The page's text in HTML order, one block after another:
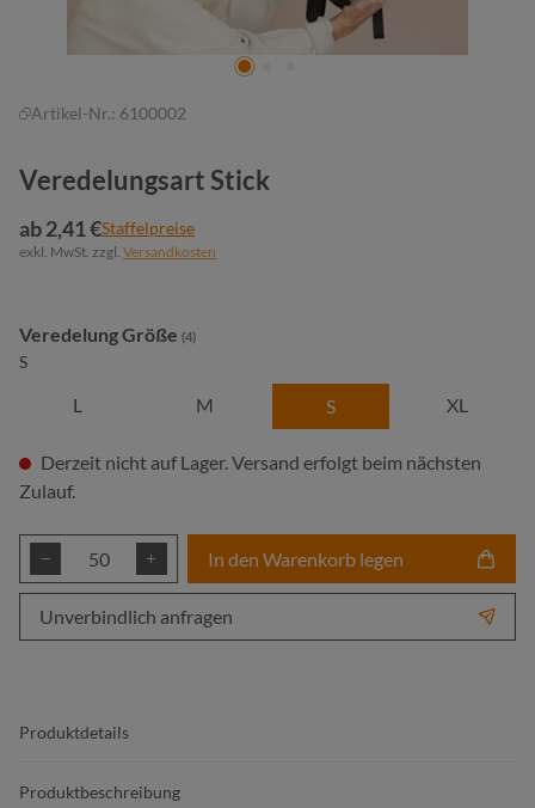
Artikel-Nr.: 6100002
Veredelungsart Stick
ab 2,41 €Staffelpreise
exkl. MwSt. zzgl. Versandkosten
Veredelung Größe auswählen
(4)
S
L M S XL
Derzeit nicht auf Lager. Versand erfolgt beim nächsten
Zulauf.
Produkt Anzahl: Gib den gewünschten
In den Warenkorb legen
Unverbindlich anfragen
Produktdetails
Produktbeschreibung